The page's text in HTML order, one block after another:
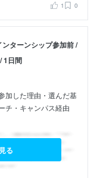
1 0
ンターンシップ参加前 /
1日間
加した理由・選んだ基
チ・キャンパス経由
る